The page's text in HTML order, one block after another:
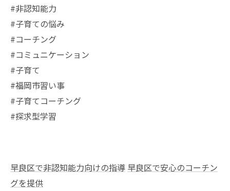
#非認知能力
#子育ての悩み
#コーチング
#コミュニケーション
#子育て
#福岡市習い事
#子育てコーチング
#探求型学習
早良区で非認知能力向けの指導 早良区で安心のコーチン
グを提供